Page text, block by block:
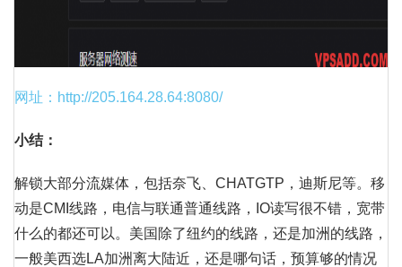
网址：http://205.164.28.64:8080/
小结：
解锁大部分流媒体，包括奈飞、CHATGTP，迪斯尼等。移
动是CMI线路，电信与联通普通线路，IO读写很不错，宽带
什么的都还可以。美国除了纽约的线路，还是加洲的线路，
一般美西选LA加洲离大陆近，还是哪句话，预算够的情况